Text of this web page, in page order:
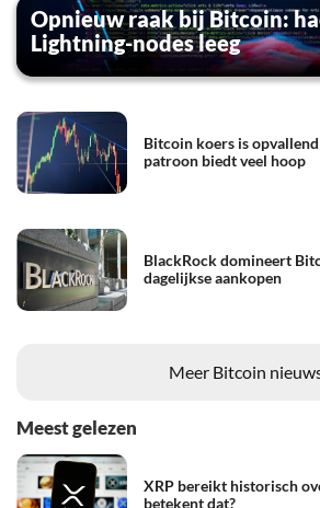
Opnieuw raak bij Bitcoin:
Lightning-nodes leeg
Bitcoin koers is
patroon biedt veel hoop
BlackRock domineert
dagelijkse aankopen
Meer Bitcoin
Meest gelezen
XRP bereikt historisch
betekent dat?